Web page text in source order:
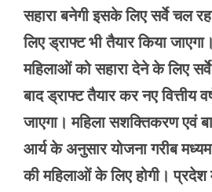
सहारा बनेगी इसके लिए सर्वे चल
लिए ड्राफ्ट भी तैयार किया
महिलाओं को सहारा देने के लिए
बाद ड्राफ्ट तैयार कर नए वित्तीय
जाएगा। महिला सशक्तिकरण एवं
आर्य के अनुसार योजना गरीब मध्यम
की महिलाओं के लिए होगी।